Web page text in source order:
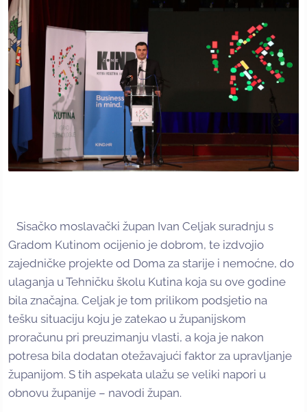
Sisačko moslavački župan Ivan Celjak suradnju s
Gradom Kutinom ocijenio je dobrom, te izdvojio
zajedničke projekte od Doma za starije i nemoćne, do
ulaganja u Tehničku školu Kutina koja su ove godine
bila značajna. Celjak je tom prilikom podsjetio na
tešku situaciju koju je zatekao u županijskom
proračunu pri preuzimanju vlasti, a koja je nakon
potresa bila dodatan otežavajući faktor za upravljanje
županijom. S tih aspekata ulažu se veliki napori u
obnovu županije – navodi župan.